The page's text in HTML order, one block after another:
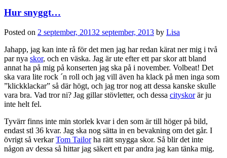
Hur snyggt…
Posted on 2 september, 20132 september, 2013 by Lisa
Jahapp, jag kan inte rå för det men jag har redan kärat ner mig i två
par nya skor, och en väska. Jag är ute efter ett par skor att bland
annat ha på mig på konserten jag ska på i november. Volbeat! Det
ska vara lite rock ´n roll och jag vill även ha klack på men inga som
”klickklackar” så där högt, och jag tror nog att dessa kanske skulle
vara bra. Vad tror ni? Jag gillar stövletter, och dessa cityskorär ju
inte helt fel.
Tyvärr finns inte min storlek kvar i den som är till höger på bild,
endast stl 36 kvar. Jag ska nog sätta in en bevakning om det går. I
övrigt så verkarTom Tailorha rätt snygga skor. Så blir det inte
någon av dessa så hittar jag säkert ett par andra jag kan tänka mig.